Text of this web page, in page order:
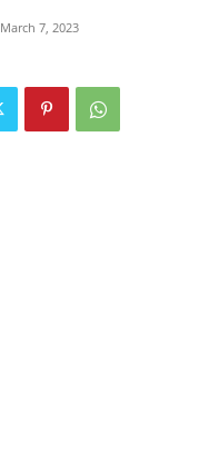
March 7, 2023